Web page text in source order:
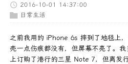
2016-10-01 14:37:00
日常生活
之前我用的 iPhone 6s 摔到了地毯上
壳一点伤痕都没有，但屏幕不亮了。
上订购了港行的三星 Note 7，但离发